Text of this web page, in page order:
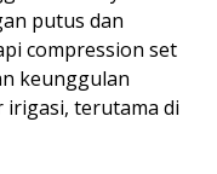
putus dan
compression set
keunggulan
terutama di